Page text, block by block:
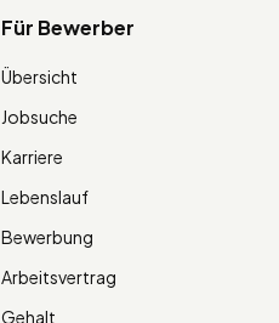
Für Bewerber
Übersicht
Jobsuche
Karriere
Lebenslauf
Bewerbung
Arbeitsvertrag
Gehalt